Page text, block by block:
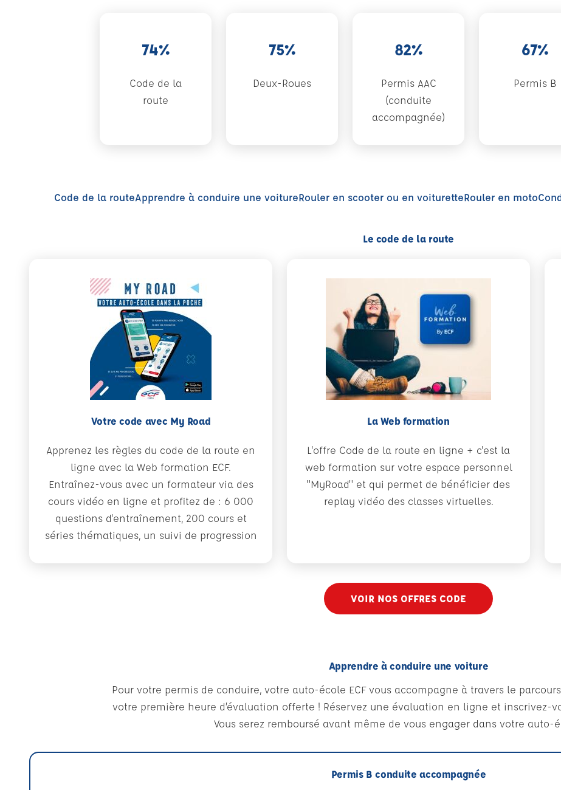
74%
Code de la
route
75%
Deux-Roues
82%
Permis AAC
(conduite
accompagnée)
67%
Permis B
Code de la routeApprendre à conduire une voitureRouler en scooter ou en voituretteRouler en moto
Le code de la route
Votre code avec My Road
Apprenez les règles du code de la route en
ligne avec la Web formation ECF.
Entraînez-vous avec un formateur via des
cours vidéo en ligne et profitez de : 6 000
questions d'entraînement, 200 cours et
séries thématiques, un suivi de progression
La Web formation
L'offre Code de la route en ligne + c'est la
web formation sur votre espace personnel
"MyRoad" et qui permet de bénéficier des
replay vidéo des classes virtuelles.
VOIR NOS OFFRES CODE
Apprendre à conduire une voiture
Pour votre permis de conduire, votre auto-école ECF vous accompagne à travers le
votre première heure d’évaluation offerte ! Réservez une évaluation en ligne et inscrivez-
Vous serez remboursé avant même de vous engager dans votre auto-
Permis B conduite accompagnée